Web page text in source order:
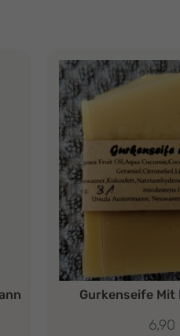
Gurkenseife Mit
6,90